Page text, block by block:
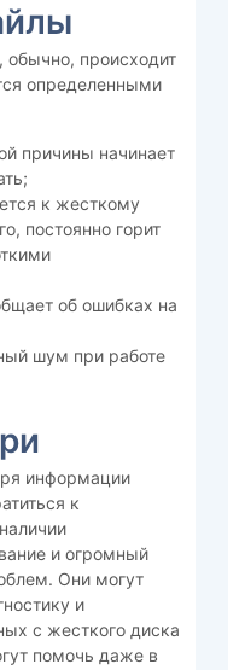
обычно, происходит
определенными
причины начинает
к жесткому
постоянно горит
об ошибках на
шум при работе
информации
к
и огромный
Они могут
и
с жесткого диска
помочь даже в